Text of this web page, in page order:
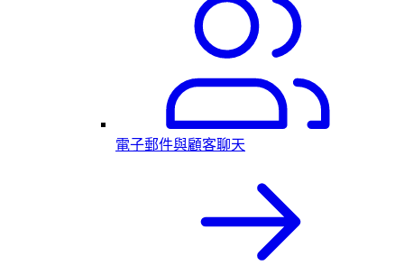
電子郵件與顧客聊天